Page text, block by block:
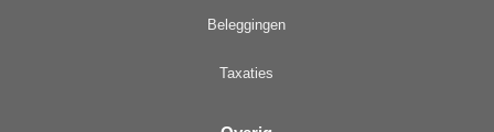
Beleggingen
Taxaties